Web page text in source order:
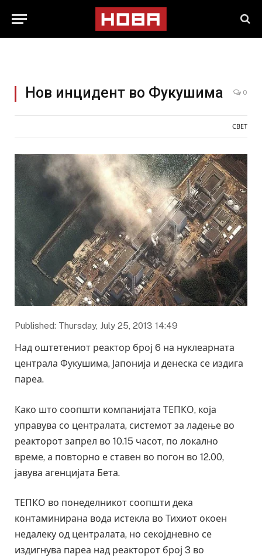
Нов инцидент во Фукушима 0
СВЕТ
Published: Thursday, July 25, 2013 14:49
Над оштетениот реактор број 6 на нуклеарната
централа Фукушима, Јапонија и денеска се издига
пареа.
Како што соопшти компанијата ТЕПКО, која
управува со централата, системот за ладење во
реакторот запрел во 10.15 часот, по локално
време, а повторно е ставен во погон во 12.00,
јавува агенцијата Бета.
ТЕПКО во понеделникот соопшти дека
контаминирана вода истекла во Тихиот окоен
недалеку од централата, но секојдневно се
издигнува пареа над реакторот број 3 во